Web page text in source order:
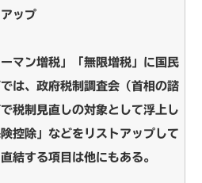
ップ
マン増税」「無限増税」に国民
は、政府税制調査会（首相の諮
税制見直しの対象として浮上し
控除」などをリストアップして
結する項目は他にもある。